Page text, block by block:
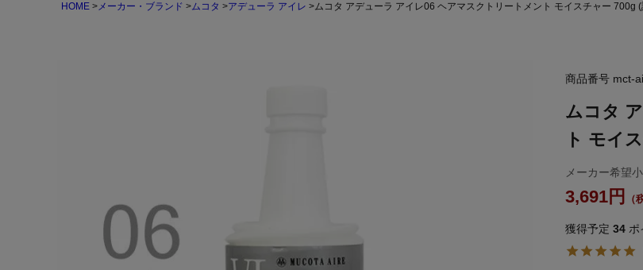
HOME メーカー・ブランド ムコタ アデューラ アイレ ムコタ アデューラ アイレ06 ヘアマスクトリートメント モイスチャー 700g
商品番号 mct-
ムコタ
ト モイ
メーカー希望
3,691
獲得予定 34 ポ